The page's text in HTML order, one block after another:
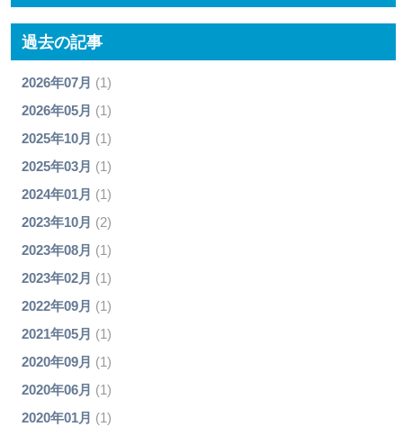
過去の記事
2026年07月 (1)
2026年05月 (1)
2025年10月 (1)
2025年03月 (1)
2024年01月 (1)
2023年10月 (2)
2023年08月 (1)
2023年02月 (1)
2022年09月 (1)
2021年05月 (1)
2020年09月 (1)
2020年06月 (1)
2020年01月 (1)